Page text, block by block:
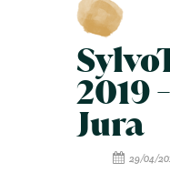
2019
Jura
29/04/